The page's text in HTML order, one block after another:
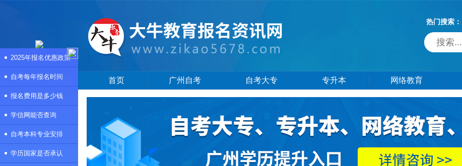
热门搜索：
首页 广州自考 自考大专 专升本 网络教育
2025年报名优惠政策
自考每年报名时间
报名费用是多少钱
学信网能否查询
自考本科专业安排
学历国家是否承认